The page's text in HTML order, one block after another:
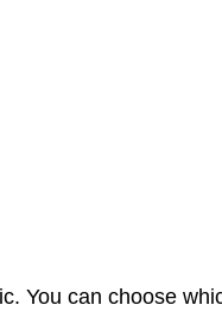
You can choose